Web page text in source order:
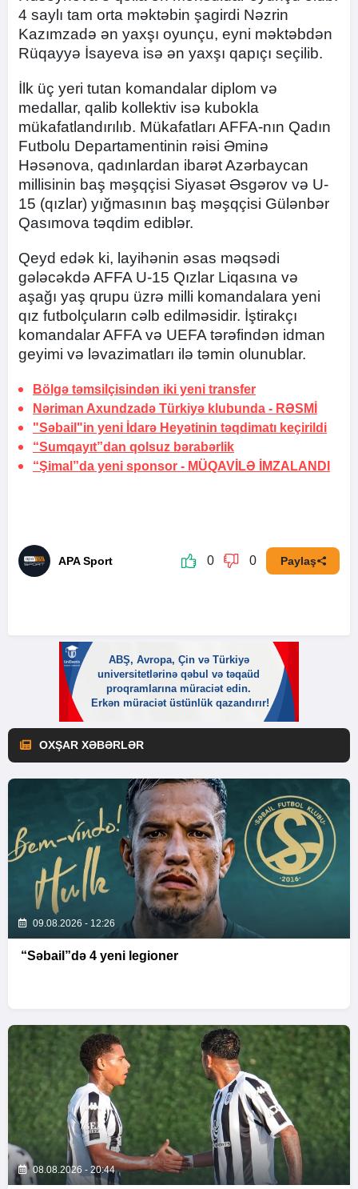
4 saylı tam orta məktəbin şagirdi Nəzrin
Kazımzadə ən yaxşı oyunçu, eyni məktəbdən
Rüqayyə İsayeva isə ən yaxşı qapıçı seçilib.
İlk üç yeri tutan komandalar diplom və
medallar, qalib kollektiv isə kubokla
mükafatlandırılıb. Mükafatları AFFA-nın Qadın
Futbolu Departamentinin rəisi Əminə
Həsənova, qadınlardan ibarət Azərbaycan
millisinin baş məşqçisi Siyasət Əsgərov və U-
15 (qızlar) yığmasının baş məşqçisi Gülənbər
Qasımova təqdim ediblər.
Qeyd edək ki, layihənin əsas məqsədi
gələcəkdə AFFA U-15 Qızlar Liqasına və
aşağı yaş qrupu üzrə milli komandalara yeni
qız futbolçuların cəlb edilməsidir. İştirakçı
komandalar AFFA və UEFA tərəfindən idman
geyimi və ləvazimatları ilə təmin olunublar.
Bölgə təmsilçisindən iki yeni transfer
Nəriman Axundzadə Türkiyə klubunda - RƏSMİ
"Səbail"in yeni İdarə Heyətinin təqdimatı keçirildi
“Sumqayıt”dan qolsuz bərabərlik
“Şimal”da yeni sponsor - MÜQAVİLƏ İMZALANDI
APA Sport 0 0 Paylaş
OXŞAR XƏBƏRLƏR
09.08.2026 - 12:26
“Səbail”də 4 yeni legioner
08.08.2026 - 20:44